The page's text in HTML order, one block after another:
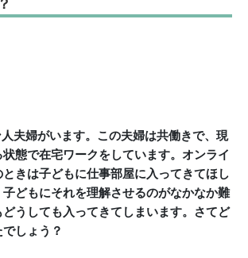
夫婦がいます。この夫婦は共働きで、現
態で在宅ワークをしています。オンライ
きは子どもに仕事部屋に入ってきてほし
子どもにそれを理解させるのがなかなか難
どうしても入ってきてしまいます。さてど
しょう？